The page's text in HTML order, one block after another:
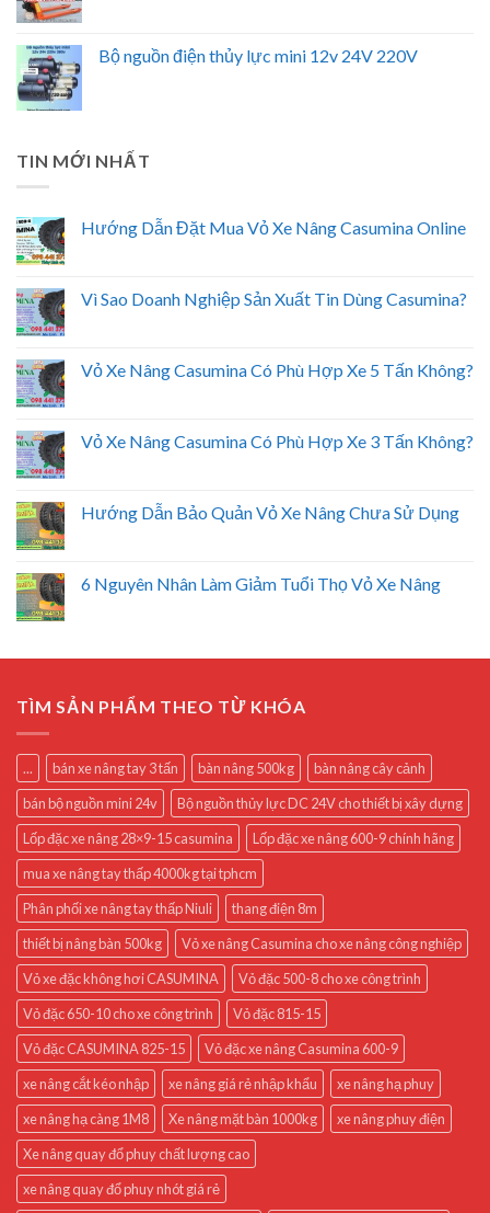
Bộ nguồn điện thủy lực mini 12v 24V 220V
TIN MỚI NHẤT
Hướng Dẫn Đặt Mua Vỏ Xe Nâng Casumina Online
Vì Sao Doanh Nghiệp Sản Xuất Tin Dùng Casumina?
Vỏ Xe Nâng Casumina Có Phù Hợp Xe 5 Tấn Không?
Vỏ Xe Nâng Casumina Có Phù Hợp Xe 3 Tấn Không?
Hướng Dẫn Bảo Quản Vỏ Xe Nâng Chưa Sử Dụng
6 Nguyên Nhân Làm Giảm Tuổi Thọ Vỏ Xe Nâng
TÌM SẢN PHẨM THEO TỪ KHÓA
... bán xe nâng tay 3 tấn bàn nâng 500kg
bàn nâng cây cảnh
bán bộ nguồn mini 24v
Bộ nguồn thủy lực DC 24V cho thiết bị xây dựng
Lốp đặc xe nâng 28×9-15 casumina
Lốp đặc xe nâng 600-9 chính hãng
mua xe nâng tay thấp 4000kg tại tphcm
Phân phối xe nâng tay thấp Niuli
thang điện 8m
thiết bị nâng bàn 500kg
Vỏ xe nâng Casumina cho xe nâng công nghiệp
Vỏ xe đặc không hơi CASUMINA
Vỏ đặc 500-8 cho xe công trình
Vỏ đặc 650-10 cho xe công trình
Vỏ đặc 815-15
Vỏ đặc CASUMINA 825-15
Vỏ đặc xe nâng Casumina 600-9
xe nâng cắt kéo nhập
xe nâng giá rẻ nhập khẩu
xe nâng hạ phuy
xe nâng hạ càng 1M8
Xe nâng mặt bàn 1000kg
xe nâng phuy điện
Xe nâng quay đổ phuy chất lượng cao
xe nâng quay đổ phuy nhót giá rẻ